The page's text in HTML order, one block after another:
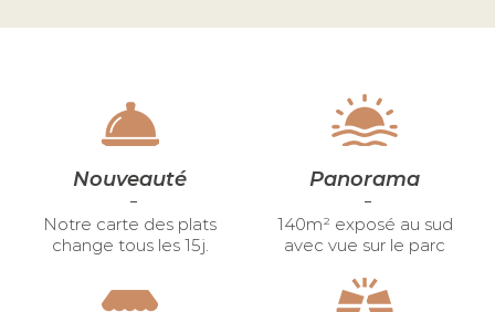
Nouveauté
Notre carte des plats
change tous les 15j.
Panorama
140m² exposé au sud
avec vue sur le parc